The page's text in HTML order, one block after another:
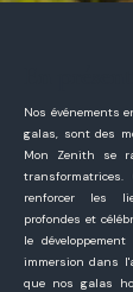
Nos événements
galas, sont des
Mon Zenith se
renforcer les
profondes et
le
immersion dans
que nos galas